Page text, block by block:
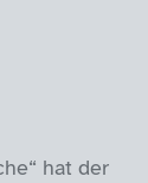
hat der